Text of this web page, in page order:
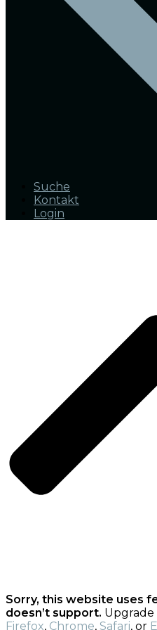
Suche
Kontakt
Login
Sorry, this website uses
doesn’t support. Upgrade
Firefox, Chrome, Safari, or